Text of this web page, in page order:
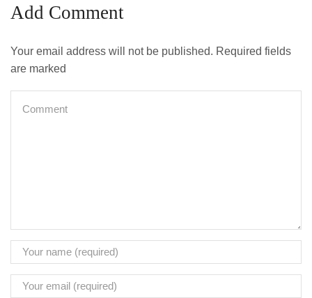
Add Comment
Your email address will not be published. Required fields
are marked